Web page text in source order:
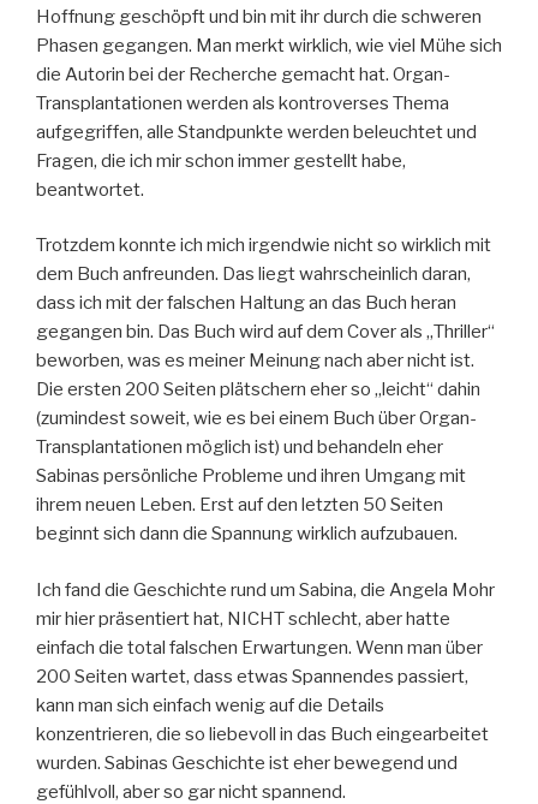
Hoffnung geschöpft und bin mit ihr durch die schweren
Phasen gegangen. Man merkt wirklich, wie viel Mühe sich
die Autorin bei der Recherche gemacht hat. Organ-
Transplantationen werden als kontroverses Thema
aufgegriffen, alle Standpunkte werden beleuchtet und
Fragen, die ich mir schon immer gestellt habe,
beantwortet.
Trotzdem konnte ich mich irgendwie nicht so wirklich mit
dem Buch anfreunden. Das liegt wahrscheinlich daran,
dass ich mit der falschen Haltung an das Buch heran
gegangen bin. Das Buch wird auf dem Cover als „Thriller“
beworben, was es meiner Meinung nach aber nicht ist.
Die ersten 200 Seiten plätschern eher so „leicht“ dahin
(zumindest soweit, wie es bei einem Buch über Organ-
Transplantationen möglich ist) und behandeln eher
Sabinas persönliche Probleme und ihren Umgang mit
ihrem neuen Leben. Erst auf den letzten 50 Seiten
beginnt sich dann die Spannung wirklich aufzubauen.
Ich fand die Geschichte rund um Sabina, die Angela Mohr
mir hier präsentiert hat, NICHT schlecht, aber hatte
einfach die total falschen Erwartungen. Wenn man über
200 Seiten wartet, dass etwas Spannendes passiert,
kann man sich einfach wenig auf die Details
konzentrieren, die so liebevoll in das Buch eingearbeitet
wurden. Sabinas Geschichte ist eher bewegend und
gefühlvoll, aber so gar nicht spannend.